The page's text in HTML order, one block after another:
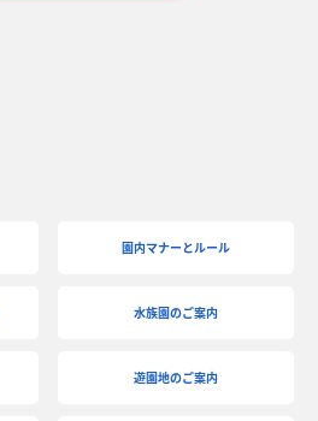
園内マナーとルール
水族園のご案内
遊園地のご案内